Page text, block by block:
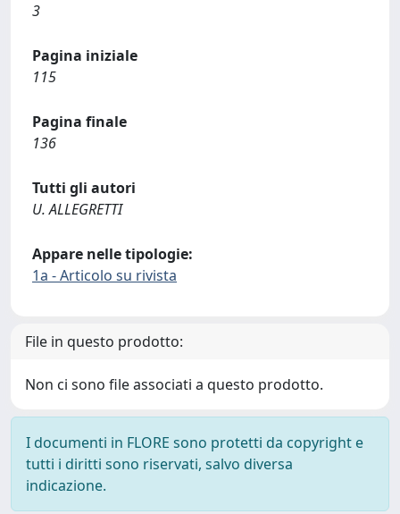
3
Pagina iniziale
115
Pagina finale
136
Tutti gli autori
U. ALLEGRETTI
Appare nelle tipologie:
1a - Articolo su rivista
File in questo prodotto:
Non ci sono file associati a questo prodotto.
I documenti in FLORE sono protetti da copyright e
tutti i diritti sono riservati, salvo diversa
indicazione.